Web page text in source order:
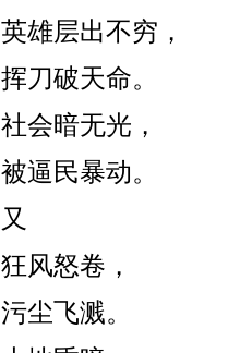
英雄层出不穷，
挥刀破天命。
社会暗无光，
被逼民暴动。
又
狂风怒卷，
污尘飞溅。